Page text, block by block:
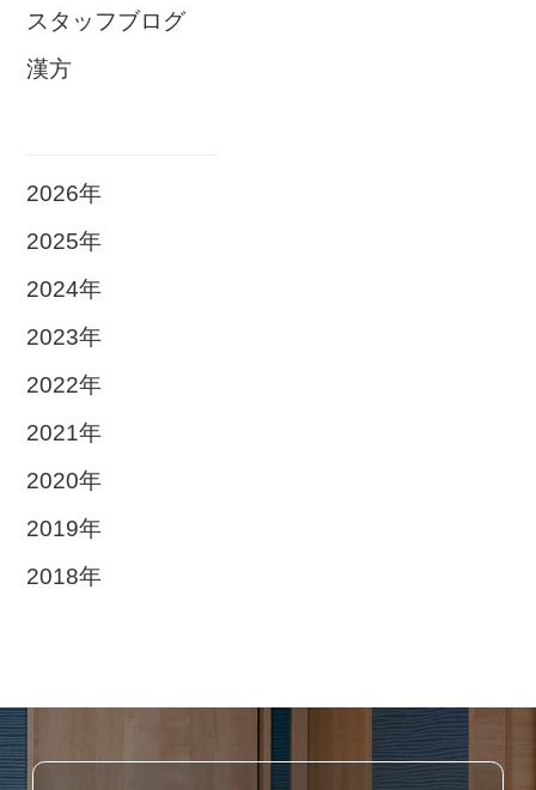
スタッフブログ
漢方
2026年
2025年
2024年
2023年
2022年
2021年
2020年
2019年
2018年